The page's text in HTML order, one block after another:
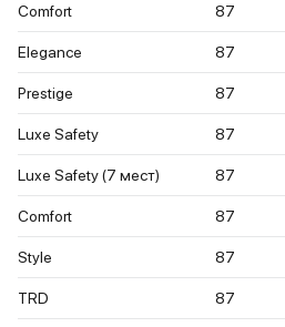
Comfort
87
Elegance 87
Prestige 87
Luxe Safety 87
Luxe Safety (7 мест) 87
Comfort 87
Style 87
TRD 87